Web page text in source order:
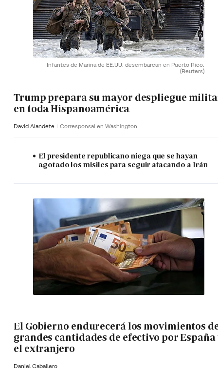
Infantes de Marina de EE.UU. desembarcan en Puerto Rico.
(Reuters)
Trump prepara su mayor despliegue
en toda Hispanoamérica
David Alandete Corresponsal en Washington
El presidente republicano niega que se hayan
agotado los misiles para seguir atacando a Irán
El Gobierno endurecerá los movimientos
grandes cantidades de efectivo por España
el extranjero
Daniel Caballero